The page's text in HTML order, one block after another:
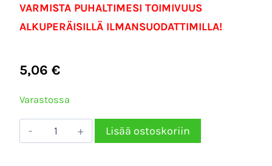
VARMISTA PUHALTIMESI TOIMIVUUS
ALKUPERÄISILLÄ ILMANSUODATTIMILLA!
5,06 €
Varastossa
BigBoi
Blowr
Lisää ostoskoriin